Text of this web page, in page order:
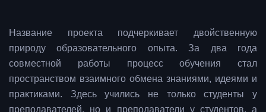
Название проекта подчеркивает двойственную
природу образовательного опыта. За два года
совместной работы процесс обучения стал
пространством взаимного обмена знаниями, идеями и
практиками. Здесь учились не только студенты у
преподавателей, но и преподаватели у студентов, а